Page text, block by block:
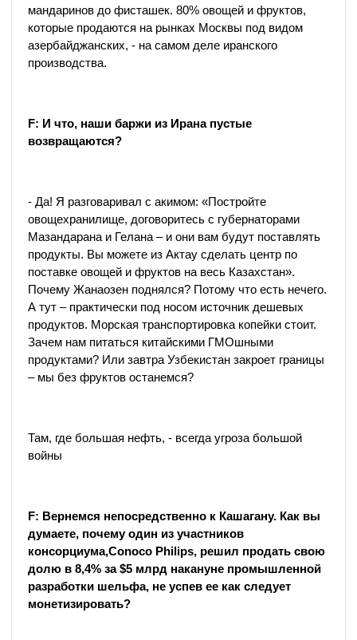
мандаринов до фисташек. 80% овощей и фруктов,
которые продаются на рынках Москвы под видом
азербайджанских, - на самом деле иранского
производства.
F: И что, наши баржи из Ирана пустые
возвращаются?
- Да! Я разговаривал с акимом: «Постройте
овощехранилище, договоритесь с губернаторами
Мазандарана и Гелана – и они вам будут поставлять
продукты. Вы можете из Актау сделать центр по
поставке овощей и фруктов на весь Казахстан».
Почему Жанаозен поднялся? Потому что есть нечего.
А тут – практически под носом источник дешевых
продуктов. Морская транспортировка копейки стоит.
Зачем нам питаться китайскими ГМОшными
продуктами? Или завтра Узбекистан закроет границы
– мы без фруктов останемся?
Там, где большая нефть, - всегда угроза большой
войны
F: Вернемся непосредственно к Кашагану. Как вы
думаете, почему один из участников
консорциума,Conoco Philips, решил продать свою
долю в 8,4% за $5 млрд накануне промышленной
разработки шельфа, не успев ее как следует
монетизировать?